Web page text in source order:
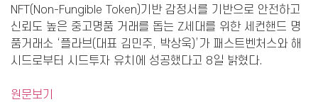
NFT(Non-Fungible Token)기반 감정서를 기반으로 안전하고
신뢰도 높은 중고명품 거래를 돕는 Z세대를 위한 세컨핸드 명
품거래소 ‘플라브(대표 김민주, 박상욱)’가 패스트벤처스와 해
시드로부터 시드투자 유치에 성공했다고 8일 밝혔다.
원문보기